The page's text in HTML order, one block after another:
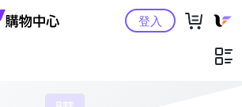
Yahoo購物中心登入